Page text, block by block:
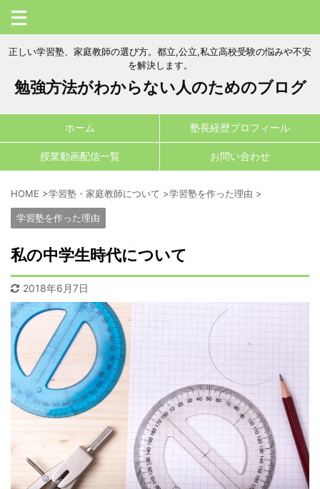
正しい学習塾、家庭教師の選び方。都立,公立,私立高校受験の悩みや不安
を解決します。
勉強方法がわからない人のためのブログ
ホーム 塾長経歴プロフィール
授業動画配信一覧 お問い合わせ
HOME >学習塾・家庭教師について >学習塾を作った理由 >
学習塾を作った理由
私の中学生時代について
2018年6月7日